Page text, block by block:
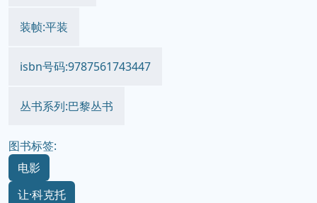
装帧:平装
isbn号码:9787561743447
丛书系列:巴黎丛书
图书标签:
电影
让·科克托